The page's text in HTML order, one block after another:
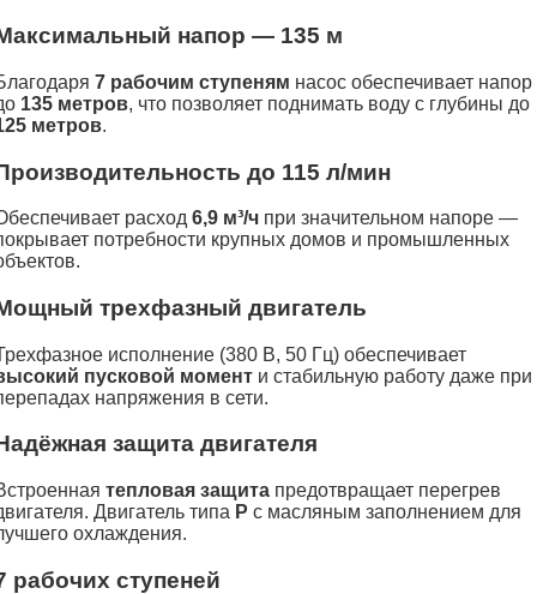
напор — 135 м
7 рабочим ступеням насос обеспечивает напор
135 метров, что позволяет поднимать воду с глубины до
метров.
до 115 л/мин
расход 6,9 м³/ч при значительном напоре —
потребности крупных домов и промышленных
трехфазный двигатель
исполнение (380 В, 50 Гц) обеспечивает
пусковой момент и стабильную работу даже при
напряжения в сети.
защита двигателя
тепловая защита предотвращает перегрев
Двигатель типа P с масляным заполнением для
охлаждения.
рабочих ступеней